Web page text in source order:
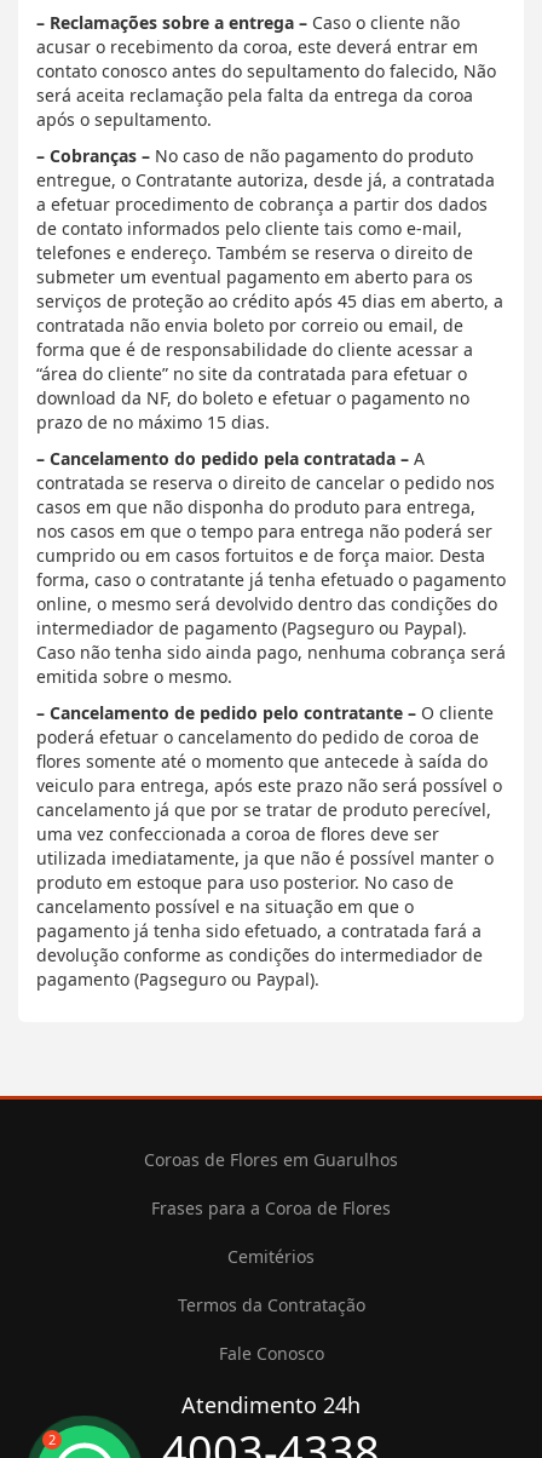
2
– Reclamações sobre a entrega – Caso o cliente não
acusar o recebimento da coroa, este deverá entrar em
contato conosco antes do sepultamento do falecido, Não
será aceita reclamação pela falta da entrega da coroa
após o sepultamento.
– Cobranças – No caso de não pagamento do produto
entregue, o Contratante autoriza, desde já, a contratada
a efetuar procedimento de cobrança a partir dos dados
de contato informados pelo cliente tais como e-mail,
telefones e endereço. Também se reserva o direito de
submeter um eventual pagamento em aberto para os
serviços de proteção ao crédito após 45 dias em aberto, a
contratada não envia boleto por correio ou email, de
forma que é de responsabilidade do cliente acessar a
“área do cliente” no site da contratada para efetuar o
download da NF, do boleto e efetuar o pagamento no
prazo de no máximo 15 dias.
– Cancelamento do pedido pela contratada – A
contratada se reserva o direito de cancelar o pedido nos
casos em que não disponha do produto para entrega,
nos casos em que o tempo para entrega não poderá ser
cumprido ou em casos fortuitos e de força maior. Desta
forma, caso o contratante já tenha efetuado o pagamento
online, o mesmo será devolvido dentro das condições do
intermediador de pagamento (Pagseguro ou Paypal).
Caso não tenha sido ainda pago, nenhuma cobrança será
emitida sobre o mesmo.
– Cancelamento de pedido pelo contratante – O cliente
poderá efetuar o cancelamento do pedido de coroa de
flores somente até o momento que antecede à saída do
veiculo para entrega, após este prazo não será possível o
cancelamento já que por se tratar de produto perecível,
uma vez confeccionada a coroa de flores deve ser
utilizada imediatamente, ja que não é possível manter o
produto em estoque para uso posterior. No caso de
cancelamento possível e na situação em que o
pagamento já tenha sido efetuado, a contratada fará a
devolução conforme as condições do intermediador de
pagamento (Pagseguro ou Paypal).
Coroas de Flores em Guarulhos
Frases para a Coroa de Flores
Cemitérios
Termos da Contratação
Fale Conosco
Atendimento 24h